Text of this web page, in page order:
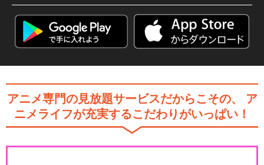
アニメ専門の見放題サービスだからこその、
ア
ニメライフが充実するこだわりがいっぱい！